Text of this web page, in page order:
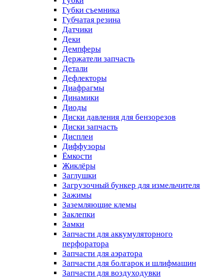
Губки съемника
Губчатая резина
Датчики
Деки
Демпферы
Держатели запчасть
Детали
Дефлекторы
Диафрагмы
Динамики
Диоды
Диски давления для бензорезов
Диски запчасть
Дисплеи
Диффузоры
Ёмкости
Жиклёры
Заглушки
Загрузочный бункер для измельчителя
Зажимы
Заземляющие клемы
Заклепки
Замки
Запчасти для аккумуляторного
перфоратора
Запчасти для аэратора
Запчасти для болгарок и шлифмашин
Запчасти для воздуходувки